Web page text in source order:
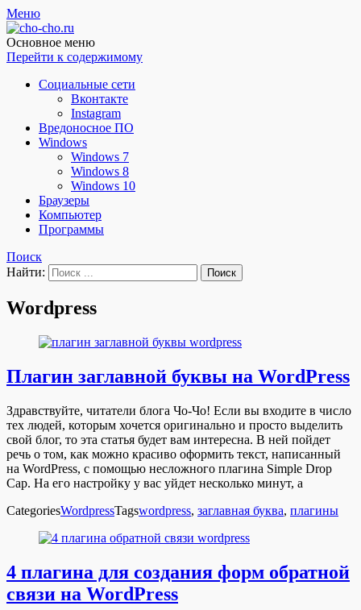
Меню
Чо?! Чо?!
Основное меню
Перейти к содержимому
Социальные сети
Вконтакте
Instagram
Вредоносное ПО
Windows
Windows 7
Windows 8
Windows 10
Браузеры
Компьютер
Программы
Поиск
Найти:
Wordpress
Плагин заглавной буквы на WordPress
Здравствуйте, читатели блога Чо-Чо! Если вы входите в число
тех людей, которым хочется оригинально и просто выделить
свой блог, то эта статья будет вам интересна. В ней пойдет
речь о том, как можно красиво оформить текст, написанный
на WordPress, с помощью несложного плагина Simple Drop
Cap. На его настройку у вас уйдет несколько минут, а
CategoriesWordpressTagswordpress, заглавная буква, плагины
4 плагина для создания форм обратной
связи на WordPress